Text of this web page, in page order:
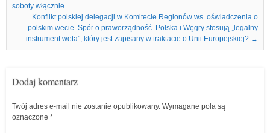
soboty włącznie
Konflikt polskiej delegacji w Komitecie Regionów ws. oświadczenia o
polskim wecie. Spór o praworządność. Polska i Węgry stosują „legalny
instrument weta”, który jest zapisany w traktacie o Unii Europejskiej? →
Dodaj komentarz
Twój adres e-mail nie zostanie opublikowany. Wymagane pola są
oznaczone *